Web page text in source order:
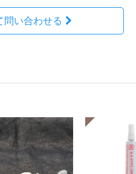
問い合わせる